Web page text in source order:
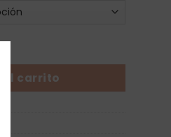
Starlight Mesh - Mujer cantidad
al carrito